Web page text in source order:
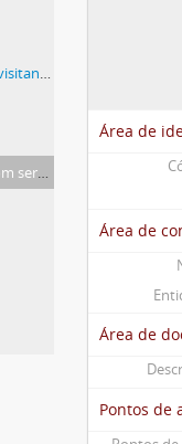
013 - Diretor da ESA reunido com visitantes
016 - Erly Dias Brandão reunido com servidores
Área de
Área de
Área de
Pontos de